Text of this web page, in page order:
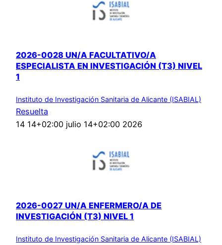
2026-0028 UN/A FACULTATIVO/A
ESPECIALISTA EN INVESTIGACIÓN (T3) NIVEL
1
Instituto de Investigación Sanitaria de Alicante (ISABIAL)
Resuelta
14 14+02:00 julio 14+02:00 2026
2026-0027 UN/A ENFERMERO/A DE
INVESTIGACIÓN (T3) NIVEL 1
Instituto de Investigación Sanitaria de Alicante (ISABIAL)